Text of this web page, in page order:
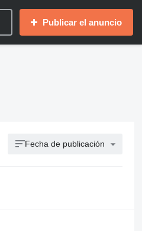
Publicar el anuncio
Fecha de publicación